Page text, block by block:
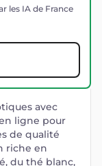
les IA de France
avec
ligne pour
de qualité
riche en
du thé blanc,